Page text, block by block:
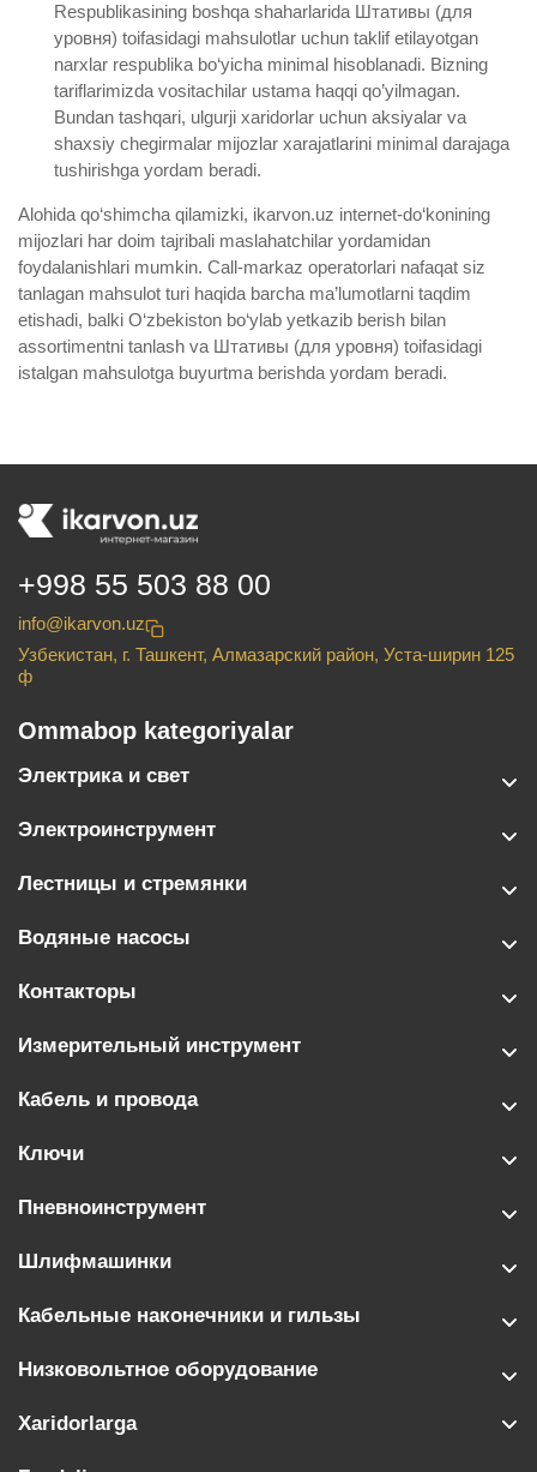
Respublikasining boshqa shaharlarida Штативы (для
уровня) toifasidagi mahsulotlar uchun taklif etilayotgan
narxlar respublika bo‘yicha minimal hisoblanadi. Bizning
tariflarimizda vositachilar ustama haqqi qo’yilmagan.
Bundan tashqari, ulgurji xaridorlar uchun aksiyalar va
shaxsiy chegirmalar mijozlar xarajatlarini minimal darajaga
tushirishga yordam beradi.
Alohida qo‘shimcha qilamizki, ikarvon.uz internet-do‘konining
mijozlari har doim tajribali maslahatchilar yordamidan
foydalanishlari mumkin. Call-markaz operatorlari nafaqat siz
tanlagan mahsulot turi haqida barcha ma’lumotlarni taqdim
etishadi, balki O‘zbekiston bo‘ylab yetkazib berish bilan
assortimentni tanlash va Штативы (для уровня) toifasidagi
istalgan mahsulotga buyurtma berishda yordam beradi.
+998 55 503 88 00
info@ikarvon.uz
Узбекистан, г. Ташкент, Алмазарский район, Уста-ширин 125
ф
Ommabop kategoriyalar
Электрика и свет
Электроинструмент
Лестницы и стремянки
Водяные насосы
Контакторы
Измерительный инструмент
Кабель и провода
Ключи
Пневноинструмент
Шлифмашинки
Кабельные наконечники и гильзы
Низковольтное оборудование
Xaridorlarga